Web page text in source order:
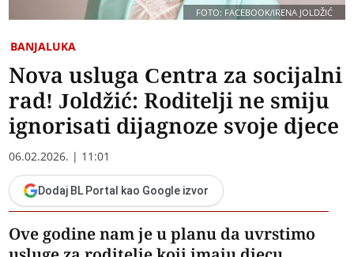
FOTO: FACEBOOK/IRENA JOLDŽIĆ
BANJALUKA
Nova usluga Centra za socijalni
rad! Joldžić: Roditelji ne smiju
ignorisati dijagnoze svoje djece
06.02.2026. | 11:01
Dodaj BL Portal kao Google izvor
Ove godine nam je u planu da uvrstimo